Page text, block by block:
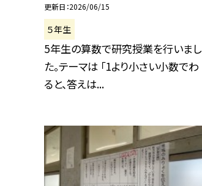
更新日 2026/06/15
５年生
5年生の算数で研究授業を行いまし
た。テーマは 「1より小さい小数でわ
ると、答えは...